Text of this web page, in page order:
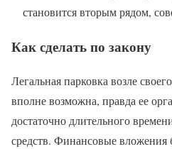
становится вторым рядом,
Как сделать по закону
Легальная парковка возле
вполне возможна, правда ее
достаточно длительного
средств. Финансовые